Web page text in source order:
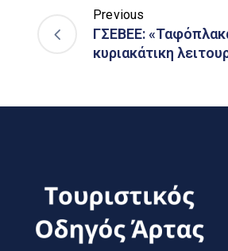
Previous
ΓΣΕΒΕΕ:
κυριακάτικη